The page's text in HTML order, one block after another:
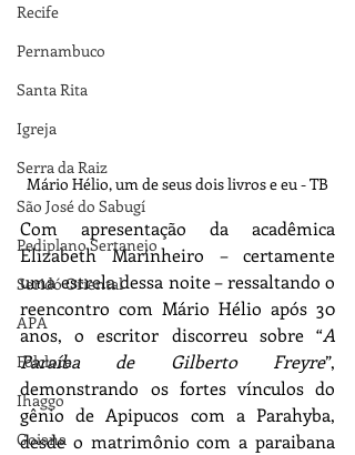
Recife
Pernambuco
Santa Rita
Igreja
Serra da Raiz
São José do Sabugí
Pediplano Sertanejo
Seridó Oriental
APA
Folclore
Ihaggo
Goiana
Mário Hélio, um de seus dois livros e eu - TB
Com apresentação da acadêmica
Elizabeth Marinheiro – certamente
uma estrela dessa noite ­– ressaltando o
reencontro com Mário Hélio após 30
anos, o escritor discorreu sobre “A
Paraíba de Gilberto Freyre”,
demonstrando os fortes vínculos do
gênio de Apipucos com a Parahyba,
desde o matrimônio com a paraibana